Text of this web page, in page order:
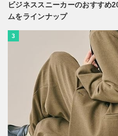
ビジネススニーカーのおすすめ
ムをラインナップ
3